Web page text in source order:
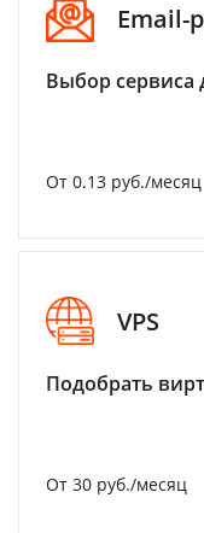
Email-
Выбор сервиса
От 0.13 руб./месяц
VPS
Подобрать
От 30 руб./месяц